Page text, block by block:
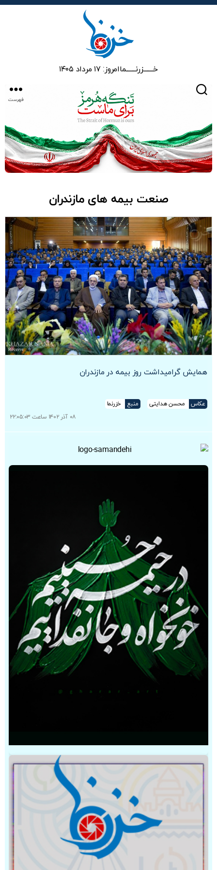
خـــــــزرنـــــــماامروز: ۱۷ مرداد ۱۴۰۵
فهرست
صنعت بیمه های مازندران
همایش گرامیداشت روز بیمه در مازندران
عکاس محسن هدایتی منبع
خزرنما
۰۸ آذر ۱۴۰۲ ساعت ۲۲:۰۵:۰۳